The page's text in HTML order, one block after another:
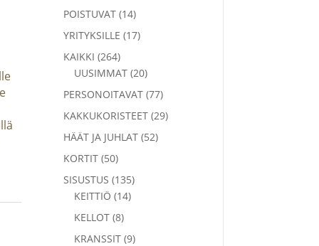
POISTUVAT 1414
tuotetta
YRITYKSILLE 1717
KAIKKI 264264
tuotetta
UUSIMMAT 2020
tuotetta
PERSONOITAVAT 7777
tuotetta
KAKKUKORISTEET 2929
HÄÄT JA JUHLAT 5252
KORTIT 5050
tuotetta
SISUSTUS 135135
KEITTIÖ 1414
KELLOT 88
tuotetta
KRANSSIT 99